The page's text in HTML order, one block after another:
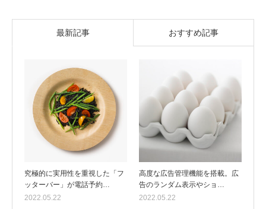
最新記事 おすすめ記事
究極的に実用性を重視した「フ
ッターバー」が電話予約…
2022.05.22
高度な広告管理機能を搭載。広
告のランダム表示やショ…
2022.05.22